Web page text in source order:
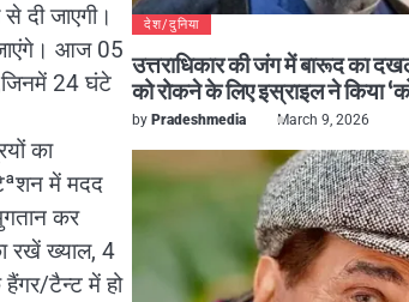
दी जाएगी।
आज 05
24 घंटे
का
में मदद
कर
रखें ख्याल, 4
हैंगर/टैन्ट में हो
देश/दुनिया
उत्तराधिकार की जंग में बारूद का
को रोकने के लिए इस्राइल ने किया
by Pradeshmedia March 9, 2026